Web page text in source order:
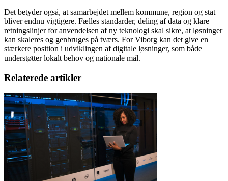
Det betyder også, at samarbejdet mellem kommune, region og stat
bliver endnu vigtigere. Fælles standarder, deling af data og klare
retningslinjer for anvendelsen af ny teknologi skal sikre, at løsninger
kan skaleres og genbruges på tværs. For Viborg kan det give en
stærkere position i udviklingen af digitale løsninger, som både
understøtter lokalt behov og nationale mål.
Relaterede artikler